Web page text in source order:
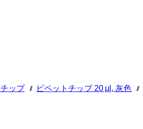
ップ /// ピペットチップ 20 µl, 灰色 ///